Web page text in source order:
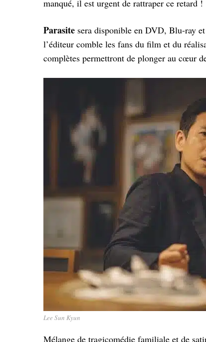
manqué, il est urgent de rattraper ce retard !
Parasite sera disponible en DVD, Blu-ray
l’éditeur comble les fans du film et du
complètes permettront de plonger au cœur
Lee Sun Kyun
Mélange de tragicomédie familiale et de